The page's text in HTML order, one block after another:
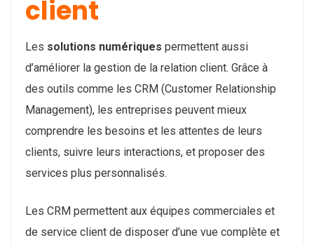
client
Les solutions numériques permettent aussi
d’améliorer la gestion de la relation client. Grâce à
des outils comme les CRM (Customer Relationship
Management), les entreprises peuvent mieux
comprendre les besoins et les attentes de leurs
clients, suivre leurs interactions, et proposer des
services plus personnalisés.
Les CRM permettent aux équipes commerciales et
de service client de disposer d’une vue complète et